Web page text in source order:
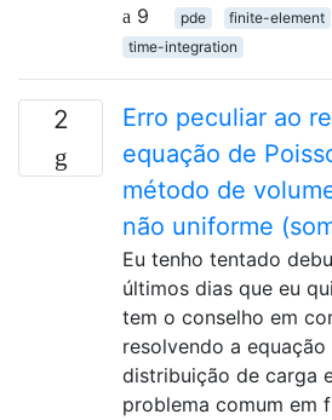
9
pde finite-element
time-integration
2
Erro peculiar ao
equação de
método de
não uniforme
Eu tenho tentado
últimos dias que eu
tem o conselho em
resolvendo a
distribuição de carga
problema comum em